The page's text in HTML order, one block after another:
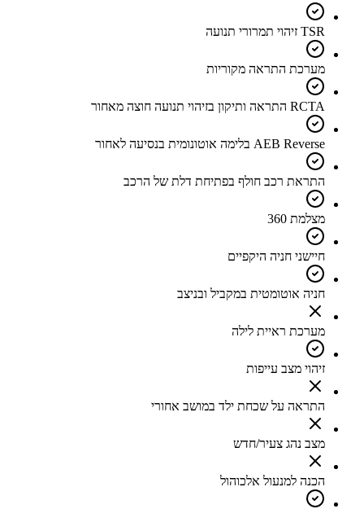
TSR זיהוי תמרורי תנועה
מערכת התראה מקוריות
RCTA התראה ותיקון בזיהוי תנועה חוצה מאחור
AEB Reverse בלימה אוטונומית בנסיעה לאחור
התראת רכב חולף בפתיחת דלת של הרכב
מצלמת 360
חיישני חניה היקפיים
חניה אוטומטית במקביל ובניצב
מערכת ראיית לילה
זיהוי מצב עייפות
התראה על שכחת ילד במושב אחורי
מצב נהג צעיר/חדש
הכנה למנעול אלכוהול